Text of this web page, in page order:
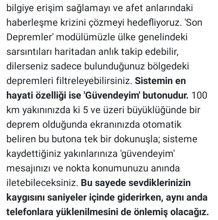
bilgiye erişim sağlamayı ve afet anlarındaki
haberleşme krizini çözmeyi hedefliyoruz. 'Son
Depremler' modülümüzle ülke genelindeki
sarsıntıları haritadan anlık takip edebilir,
dilerseniz sadece bulunduğunuz bölgedeki
depremleri filtreleyebilirsiniz. Sistemin en
hayati özelliği ise 'Güvendeyim' butonudur. 100
km yakınınızda ki 5 ve üzeri büyüklüğünde bir
deprem olduğunda ekranınızda otomatik
beliren bu butona tek bir dokunuşla; sisteme
kaydettiğiniz yakınlarınıza 'güvendeyim'
mesajınızı ve nokta konumunuzu anında
iletebileceksiniz. Bu sayede sevdiklerinizin
kaygısını saniyeler içinde giderirken, aynı anda
telefonlara yüklenilmesini de önlemiş olacağız.